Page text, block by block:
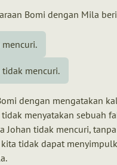
Bomi dengan Mila
mencuri.
tidak mencuri.
dengan mengatakan
menyatakan sebuah
Johan tidak mencuri,
tidak dapat